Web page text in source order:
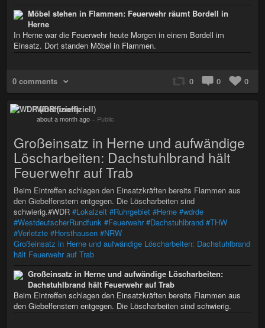
Möbel stehen in Flammen: Feuerwehr räumt Bordell in
Herne
In Herne war die Feuerwehr heute Morgen in einem Bordell im
Einsatz. Dort standen Möbel in Flammen.
0 comments 0 0 0
WDR (inoffiziell)
about a month ago – Public
Großeinsatz in Herne und aufwändige
Löscharbeiten: Dachstuhlbrand hält
Feuerwehr auf Trab
Beim Eintreffen schlagen den Einsatzkräften bereits Flammen aus
den Giebelfenstern entgegen. Die Löscharbeiten sind
schwierig.#WDR #Lokalzeit #Ruhrgebiet #Herne #wdrde
#WestdeutscherRundfunk #Feuerwehr #Dachstuhlbrand #THW
#Verletzte #Horsthausen #NRW
Großeinsatz in Herne und aufwändige Löscharbeiten: Dachstuhlbrand
hält Feuerwehr auf Trab
Großeinsatz in Herne und aufwändige Löscharbeiten:
Dachstuhlbrand hält Feuerwehr auf Trab
Beim Eintreffen schlagen den Einsatzkräften bereits Flammen aus
den Giebelfenstern entgegen. Die Löscharbeiten sind schwierig.